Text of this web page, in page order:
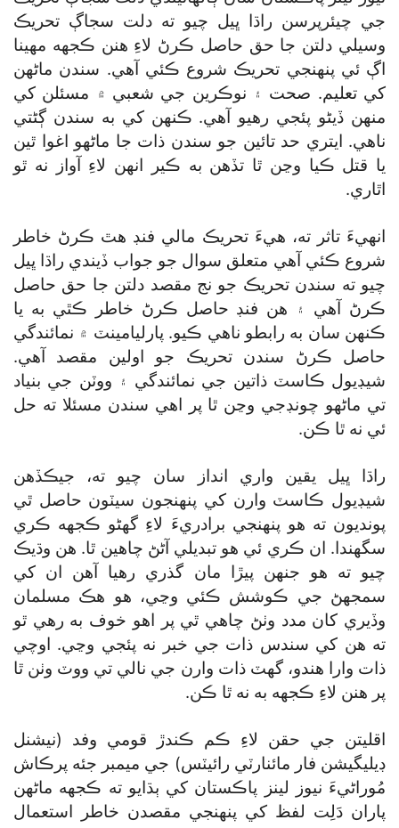
جي چيئرپرسن راڌا ڀيل چيو ته دلت سجاڳ تحريڪ
وسيلي دلتن جا حق حاصل ڪرڻ لاءِ هنن ڪجهه مهينا
اڳ ئي پنهنجي تحريڪ شروع ڪئي آهي. سندن ماڻهن
کي تعليم. صحت ۽ نوڪرين جي شعبي ۾ مسئلن کي
منهن ڏيڻو پئجي رهيو آهي. ڪنهن کي به سندن ڳڻتي
ناهي. ايتري حد تائين جو سندن ذات جا ماڻهو اغوا ٿين
يا قتل ڪيا وڃن ٿا تڏهن به ڪير انهن لاءِ آواز نه ٿو
اٿاري.
انهيءَ تاثر ته، هيءَ تحريڪ مالي فنڊ هٿ ڪرڻ خاطر
شروع ڪئي آهي متعلق سوال جو جواب ڏيندي راڌا ڀيل
چيو ته سندن تحريڪ جو نج مقصد دلتن جا حق حاصل
ڪرڻ آهي ۽ هن فنڊ حاصل ڪرڻ خاطر ڪٿي به يا
ڪنهن سان به رابطو ناهي ڪيو. پارليامينٽ ۾ نمائندگي
حاصل ڪرڻ سندن تحريڪ جو اولين مقصد آهي.
شيڊيول ڪاسٽ ذاتين جي نمائندگي ۽ ووٽن جي بنياد
تي ماڻهو چونڊجي وڃن ٿا پر اهي سندن مسئلا ته حل
ئي نه ٿا ڪن.
راڌا ڀيل يقين واري انداز سان چيو ته، جيڪڏهن
شيڊيول ڪاسٽ وارن کي پنهنجون سيٽون حاصل ٿي
پونديون ته هو پنهنجي برادريءَ لاءِ گھڻو ڪجهه ڪري
سگھندا. ان ڪري ئي هو تبديلي آڻڻ چاهين ٿا. هن وڌيڪ
چيو ته هو جنهن پيڙا مان گذري رهيا آهن ان کي
سمجهڻ جي ڪوشش ڪئي وڃي، هو هڪ مسلمان
وڏيري کان مدد وٺڻ چاهي ٿي پر اهو خوف به رهي ٿو
ته هن کي سندس ذات جي خبر نه پئجي وڃي. اوچي
ذات وارا هندو، گھٽ ذات وارن جي نالي تي ووٽ وٺن ٿا
پر هنن لاءِ ڪجهه به نه ٿا ڪن.
اقليتن جي حقن لاءِ ڪم ڪندڙ قومي وفد (نيشنل
ڊيليگيشن فار مائنارٽي رائيٽس) جي ميمبر جئه پرڪاش
مُوراڻيءَ نيوز لينز پاڪستان کي ٻڌايو ته ڪجهه ماڻهن
پاران دَلِت لفظ کي پنهنجي مقصدن خاطر استعمال